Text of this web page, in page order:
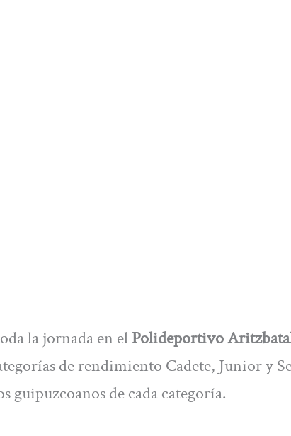
la jornada en elPolideportivo
de rendimiento Cadete, Junior y
guipuzcoanos de cada categoría.